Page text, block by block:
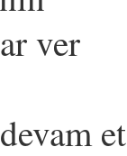
ver
et